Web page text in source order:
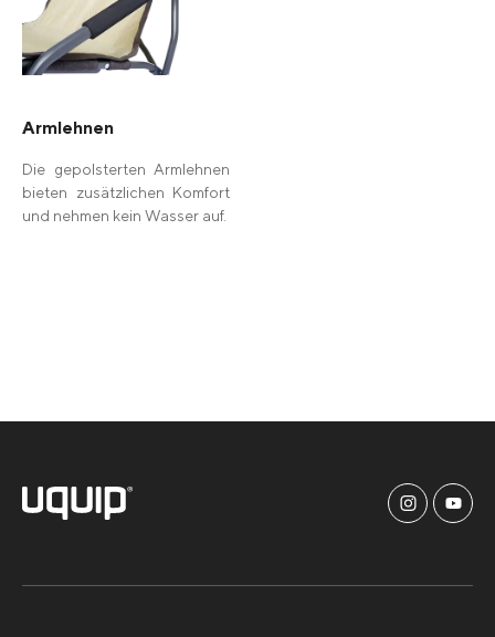
Armlehnen
Die gepolsterten Armlehnen
bieten zusätzlichen Komfort
und nehmen kein Wasser auf.